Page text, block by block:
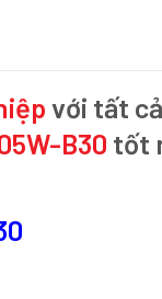
với tất
B30 tốt